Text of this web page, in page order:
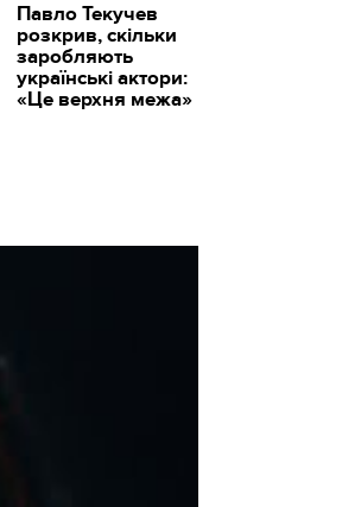
Павло Текучев
розкрив, скільки
заробляють
українські актори:
«Це верхня межа»